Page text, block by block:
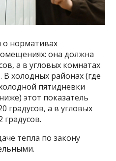
о нормативах
она должна
а в угловых комнатах
холодных районах (где
пятидневки
этот показатель
градусов, а в угловых
тепла по закону